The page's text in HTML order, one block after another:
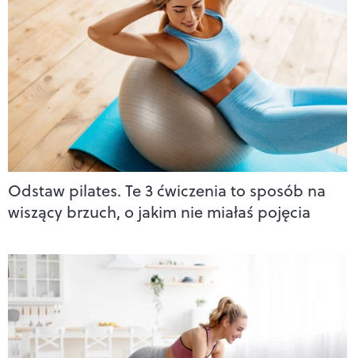
Odstaw pilates. Te 3 ćwiczenia to sposób na
wiszący brzuch, o jakim nie miałaś pojęcia